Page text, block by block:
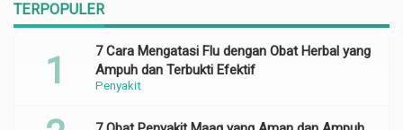
TERPOPULER
Penyakit
7 Cara Mengatasi Flu dengan Obat Herbal yang
Ampuh dan Terbukti Efektif